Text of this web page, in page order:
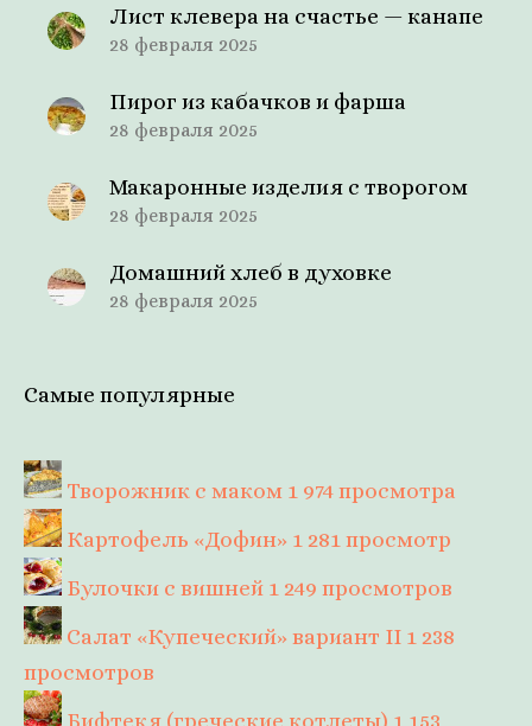
Лист клевера на счастье — канапе
28 февраля 2025
Пирог из кабачков и фарша
28 февраля 2025
Макаронные изделия с творогом
28 февраля 2025
Домашний хлеб в духовке
28 февраля 2025
Самые популярные
Творожник с маком 1 974 просмотра
Картофель «Дофин» 1 281 просмотр
Булочки с вишней 1 249 просмотров
Салат «Купеческий» вариант II 1 238
просмотров